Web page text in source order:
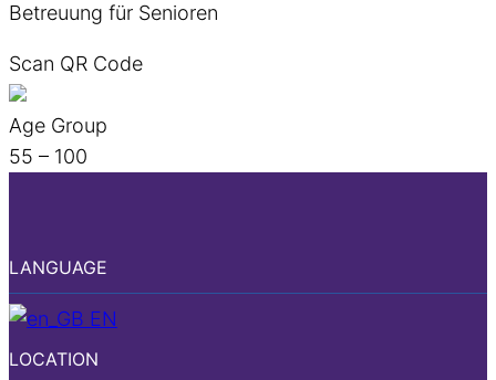
Betreuung für Senioren
Scan QR Code
Age Group
55 – 100
LANGUAGE
EN
LOCATION